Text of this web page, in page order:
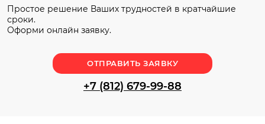
Простое решение Ваших трудностей в кратчайшие
сроки.
Оформи онлайн заявку.
ОТПРАВИТЬ ЗАЯВКУ
+7 (812) 679-99-88